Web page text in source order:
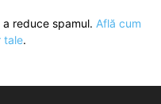
reduce spamul. Află cum
tale.